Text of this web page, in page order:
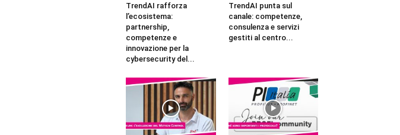
TrendAI rafforza
l’ecosistema:
partnership,
competenze e
innovazione per la
cybersecurity del...
TrendAI punta sul
canale: competenze,
consulenza e servizi
gestiti al centro...